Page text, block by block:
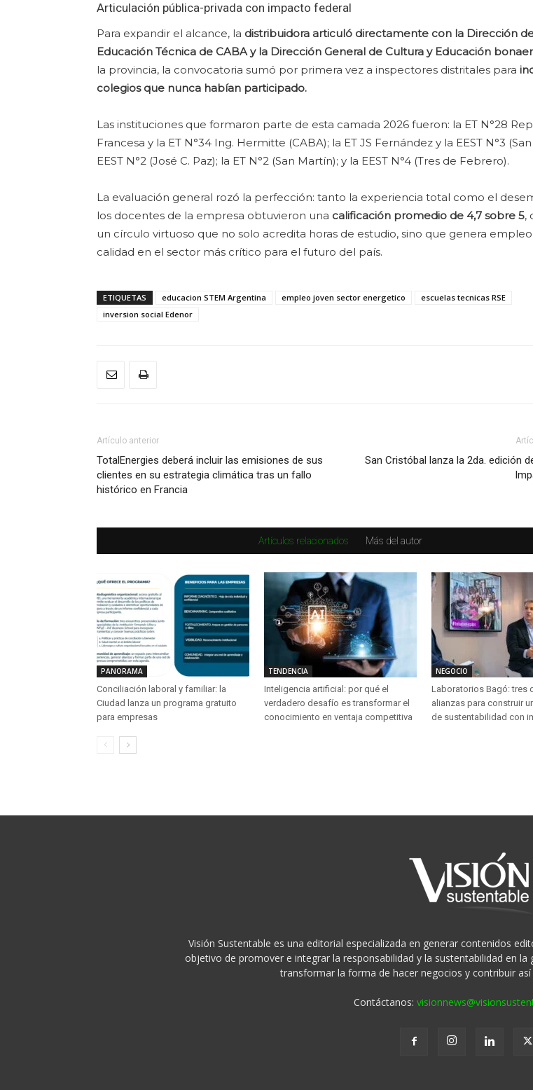
Articulación pública-privada con impacto federal
Para expandir el alcance, la distribuidora articuló directamente con la Dirección
Educación Técnica de CABA y la Dirección General de Cultura y Educación
la provincia, la convocatoria sumó por primera vez a inspectores distritales para
colegios que nunca habían participado.
Las instituciones que formaron parte de esta camada 2026 fueron: la ET N°28
Francesa y la ET N°34 Ing. Hermitte (CABA); la ET JS Fernández y la EEST N°3
EEST N°2 (José C. Paz); la ET N°2 (San Martín); y la EEST N°4 (Tres de Febrero).
La evaluación general rozó la perfección: tanto la experiencia total como el
los docentes de la empresa obtuvieron una calificación promedio de 4,7 sobre 5,
un círculo virtuoso que no solo acredita horas de estudio, sino que genera
calidad en el sector más crítico para el futuro del país.
ETIQUETAS educacion STEM Argentina empleo joven sector energetico
escuelas tecnicas RSE
inversion social Edenor
Artículo anterior
TotalEnergies deberá incluir las emisiones de sus
clientes en su estrategia climática tras un fallo
histórico en Francia
San Cristóbal lanza la 2da. edición
Artículos relacionados Más del autor
PANORAMA
Conciliación laboral y familiar: la
Ciudad lanza un programa gratuito
para empresas
TENDENCIA
Inteligencia artificial: por qué el
verdadero desafío es transformar el
conocimiento en ventaja competitiva
NEGOCIO
Laboratorios Bagó: tres
alianzas para construir
de sustentabilidad con
Visión Sustentable es una editorial especializada en generar contenidos
objetivo de promover e integrar la responsabilidad y la sustentabilidad en
transformar la forma de hacer negocios y contribuir
Contáctanos: